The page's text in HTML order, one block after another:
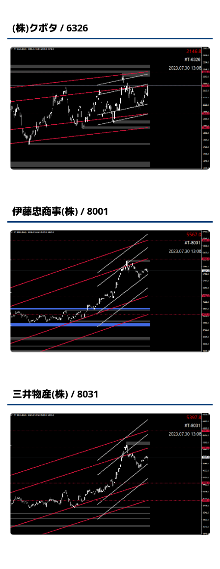
(株)クボタ / 6326
伊藤忠商事(株) / 8001
三井物産(株) / 8031